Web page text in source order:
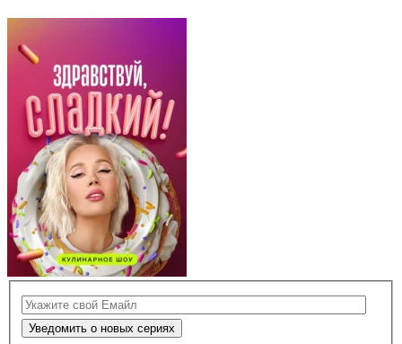
Уведомить о новых сериях